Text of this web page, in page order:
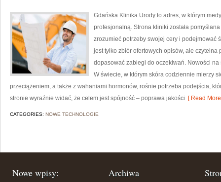
Gdańska Klinika Urody to adres, w którym
profesjonalną. Strona kliniki została
zrozumieć potrzeby swojej cery i podejmować
jest tylko zbiór ofertowych opisów, ale czytelna
dopasować zabiegi do oczekiwań. Nowości
W świecie, w którym skóra codziennie mierzy
przeciążeniem, a także z wahaniami hormonów, rośnie potrzeba podejścia,
stronie wyraźnie widać, że celem jest spójność – poprawa jakości [ Read
CATEGORIES: NOWE TECHNOLOGIE
Nowe wpisy: Archiwa